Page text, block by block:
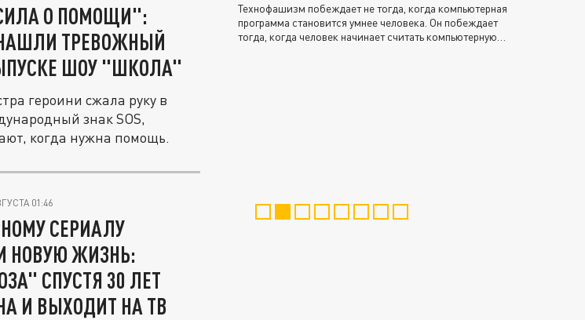
О ПОМОЩИ":
ТРЕВОЖНЫЙ
ШОУ "ШКОЛА"
героини сжала руку в
знак SOS,
когда нужна помощь.
01:46
СЕРИАЛУ
НОВУЮ ЖИЗНЬ:
СПУСТЯ 30 ЛЕТ
И ВЫХОДИТ НА ТВ
Технофашизм побеждает не тогда, когда компьютерная
программа становится умнее человека. Он побеждает
тогда, когда человек начинает считать компьютерную